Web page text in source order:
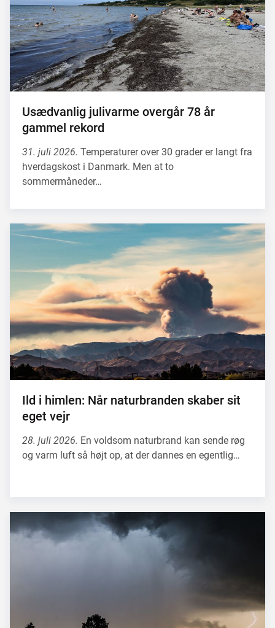
Usædvanlig julivarme overgår 78 år
gammel rekord
31. juli 2026. Temperaturer over 30 grader er langt fra
hverdagskost i Danmark. Men at to
sommermåneder…
Ild i himlen: Når naturbranden skaber sit
eget vejr
28. juli 2026. En voldsom naturbrand kan sende røg
og varm luft så højt op, at der dannes en egentlig…